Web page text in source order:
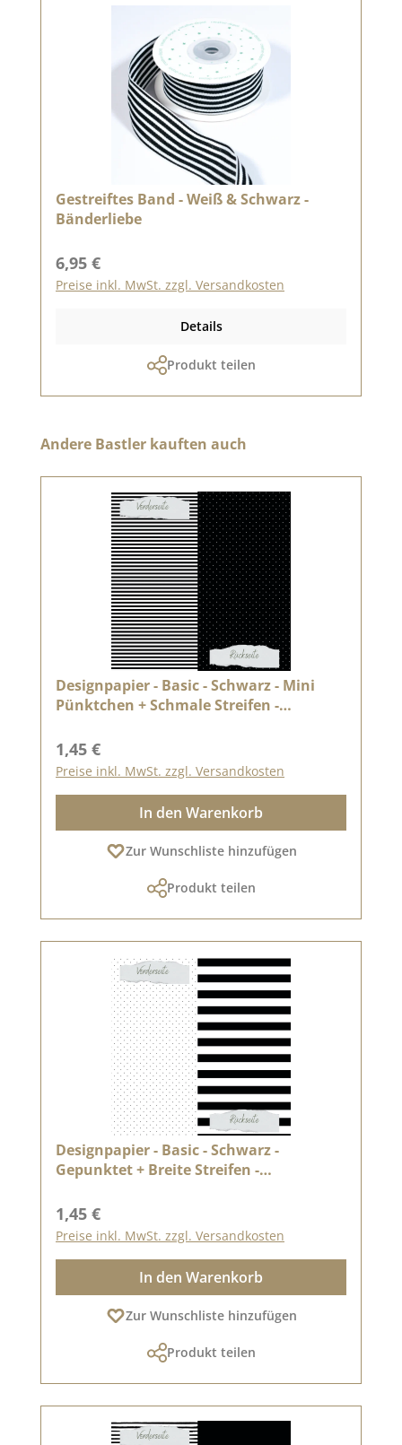
Gestreiftes Band - Weiß & Schwarz -
Bänderliebe
Regulärer Preis:
6,95 €
Preise inkl. MwSt. zzgl. Versandkosten
Details
Produkt teilen
Produktgalerie überspringen
Andere Bastler kauften auch
Designpapier - Basic - Schwarz - Mini
Pünktchen + Schmale Streifen -
Regulärer Preis:
1,45 €
Preise inkl. MwSt. zzgl. Versandkosten
In den Warenkorb
Zur Wunschliste hinzufügen
Produkt teilen
Designpapier - Basic - Schwarz -
Gepunktet + Breite Streifen -
Regulärer Preis:
1,45 €
Preise inkl. MwSt. zzgl. Versandkosten
In den Warenkorb
Zur Wunschliste hinzufügen
Produkt teilen